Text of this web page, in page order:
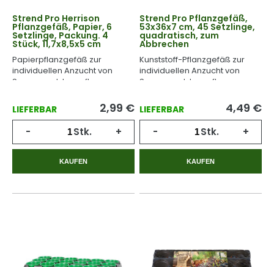
Strend Pro Herrison
Pflanzgefäß, Papier, 6
Setzlinge, Packung. 4
Stück, 11,7x8,5x5 cm
Papierpflanzgefäß zur
individuellen Anzucht von
Samen und Jungpflanzen.
LIEFERBAR 2,99 €
- Stk. +
KAUFEN
Strend Pro Pflanzgefäß,
53x36x7 cm, 45 Setzlinge,
quadratisch, zum
Abbrechen
Kunststoff-Pflanzgefäß zur
individuellen Anzucht von
Samen und Jungpflanzen.
LIEFERBAR 4,49 €
- Stk. +
KAUFEN